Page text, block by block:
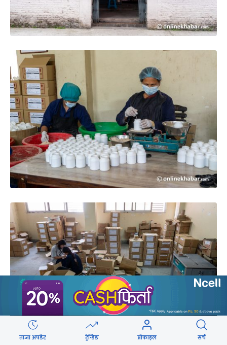
ताजा अपडेट ट्रेन्डिङ प्रोफाइल सर्च